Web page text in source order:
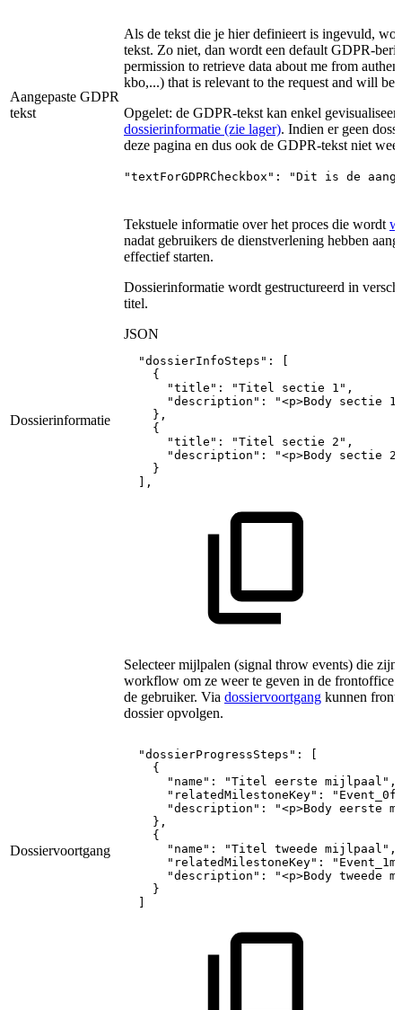
Aangepaste GDPR
tekst
Als de tekst die je hier definieert is ingevuld,
tekst. Zo niet, dan wordt een default GDPR-
permission to retrieve data about me from
kbo,...) that is relevant to the request and will be
Opgelet: de GDPR-tekst kan enkel
dossierinformatie (zie lager). Indien er geen
deze pagina en dus ook de GDPR-tekst niet
"textForGDPRCheckbox": "Dit is de
Dossierinformatie
Tekstuele informatie over het proces die wordt
nadat gebruikers de dienstverlening hebben
effectief starten.
Dossierinformatie wordt gestructureerd in
titel.
JSON
"dossierInfoSteps" :
{
"title" : "Titel sectie 1" ,
"description" : "<p>Body sectie
} ,
{
"title" : "Titel sectie 2" ,
"description" : "<p>Body sectie
}
,
Dossiervoortgang
Selecteer mijlpalen (signal throw events) die
workflow om ze weer te geven in de frontoffice
de gebruiker. Via dossiervoortgang kunnen
dossier opvolgen.
"dossierProgressSteps":
{
"name":
"Titel eerste mijlpaal",
"relatedMilestoneKey":
"description":
"<p>Body eerste
},
{
"name":
"Titel tweede mijlpaal",
"relatedMilestoneKey":
"description":
"<p>Body tweede
}